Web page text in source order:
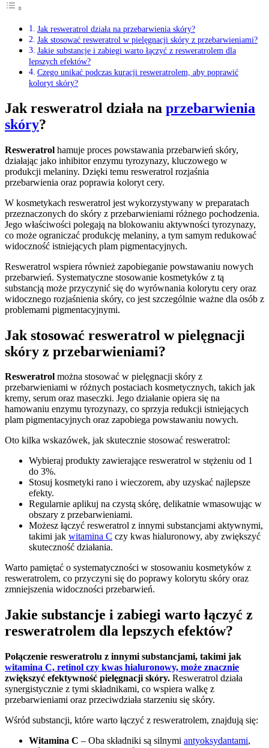
Jak resweratrol działa na przebarwienia skóry?
Jak stosować resweratrol w pielęgnacji skóry z przebarwieniami?
Jakie substancje i zabiegi warto łączyć z resweratrolem dla
lepszych efektów?
Czego unikać podczas kuracji resweratrolem, aby poprawić
koloryt skóry?
Jak resweratrol działa na przebarwienia
skóry?
Resweratrol hamuje proces powstawania przebarwień skóry,
działając jako inhibitor enzymu tyrozynazy, kluczowego w
produkcji melaniny. Dzięki temu resweratrol rozjaśnia
przebarwienia oraz poprawia koloryt cery.
W kosmetykach resweratrol jest wykorzystywany w preparatach
przeznaczonych do skóry z przebarwieniami różnego pochodzenia.
Jego właściwości polegają na blokowaniu aktywności tyrozynazy,
co może ograniczać produkcję melaniny, a tym samym redukować
widoczność istniejących plam pigmentacyjnych.
Resweratrol wspiera również zapobieganie powstawaniu nowych
przebarwień. Systematyczne stosowanie kosmetyków z tą
substancją może przyczynić się do wyrównania kolorytu cery oraz
widocznego rozjaśnienia skóry, co jest szczególnie ważne dla osób z
problemami pigmentacyjnymi.
Jak stosować resweratrol w pielęgnacji
skóry z przebarwieniami?
Resweratrol można stosować w pielęgnacji skóry z
przebarwieniami w różnych postaciach kosmetycznych, takich jak
kremy, serum oraz maseczki. Jego działanie opiera się na
hamowaniu enzymu tyrozynazy, co sprzyja redukcji istniejących
plam pigmentacyjnych oraz zapobiega powstawaniu nowych.
Oto kilka wskazówek, jak skutecznie stosować resweratrol:
Wybieraj produkty zawierające resweratrol w stężeniu od 1
do 3%.
Stosuj kosmetyki rano i wieczorem, aby uzyskać najlepsze
efekty.
Regularnie aplikuj na czystą skórę, delikatnie wmasowując w
obszary z przebarwieniami.
Możesz łączyć resweratrol z innymi substancjami aktywnymi,
takimi jak witamina C czy kwas hialuronowy, aby zwiększyć
skuteczność działania.
Warto pamiętać o systematyczności w stosowaniu kosmetyków z
resweratrolem, co przyczyni się do poprawy kolorytu skóry oraz
zmniejszenia widoczności przebarwień.
Jakie substancje i zabiegi warto łączyć z
resweratrolem dla lepszych efektów?
Połączenie resweratrolu z innymi substancjami, takimi jak
witamina C, retinol czy kwas hialuronowy, może znacznie
zwiększyć efektywność pielęgnacji skóry. Resweratrol działa
synergistycznie z tymi składnikami, co wspiera walkę z
przebarwieniami oraz przeciwdziała starzeniu się skóry.
Wśród substancji, które warto łączyć z resweratrolem, znajdują się:
Witamina C – Oba składniki są silnymi antyoksydantami,